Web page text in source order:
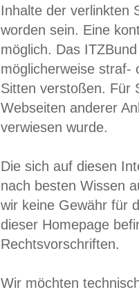
Inhalte der verlinkten
worden sein. Eine
möglich. Das
möglicherweise straf-
Sitten verstoßen. Für
Webseiten anderer
verwiesen wurde.
Die sich auf diesen
nach besten Wissen
wir keine Gewähr für
dieser Homepage
Rechtsvorschriften.
Wir möchten